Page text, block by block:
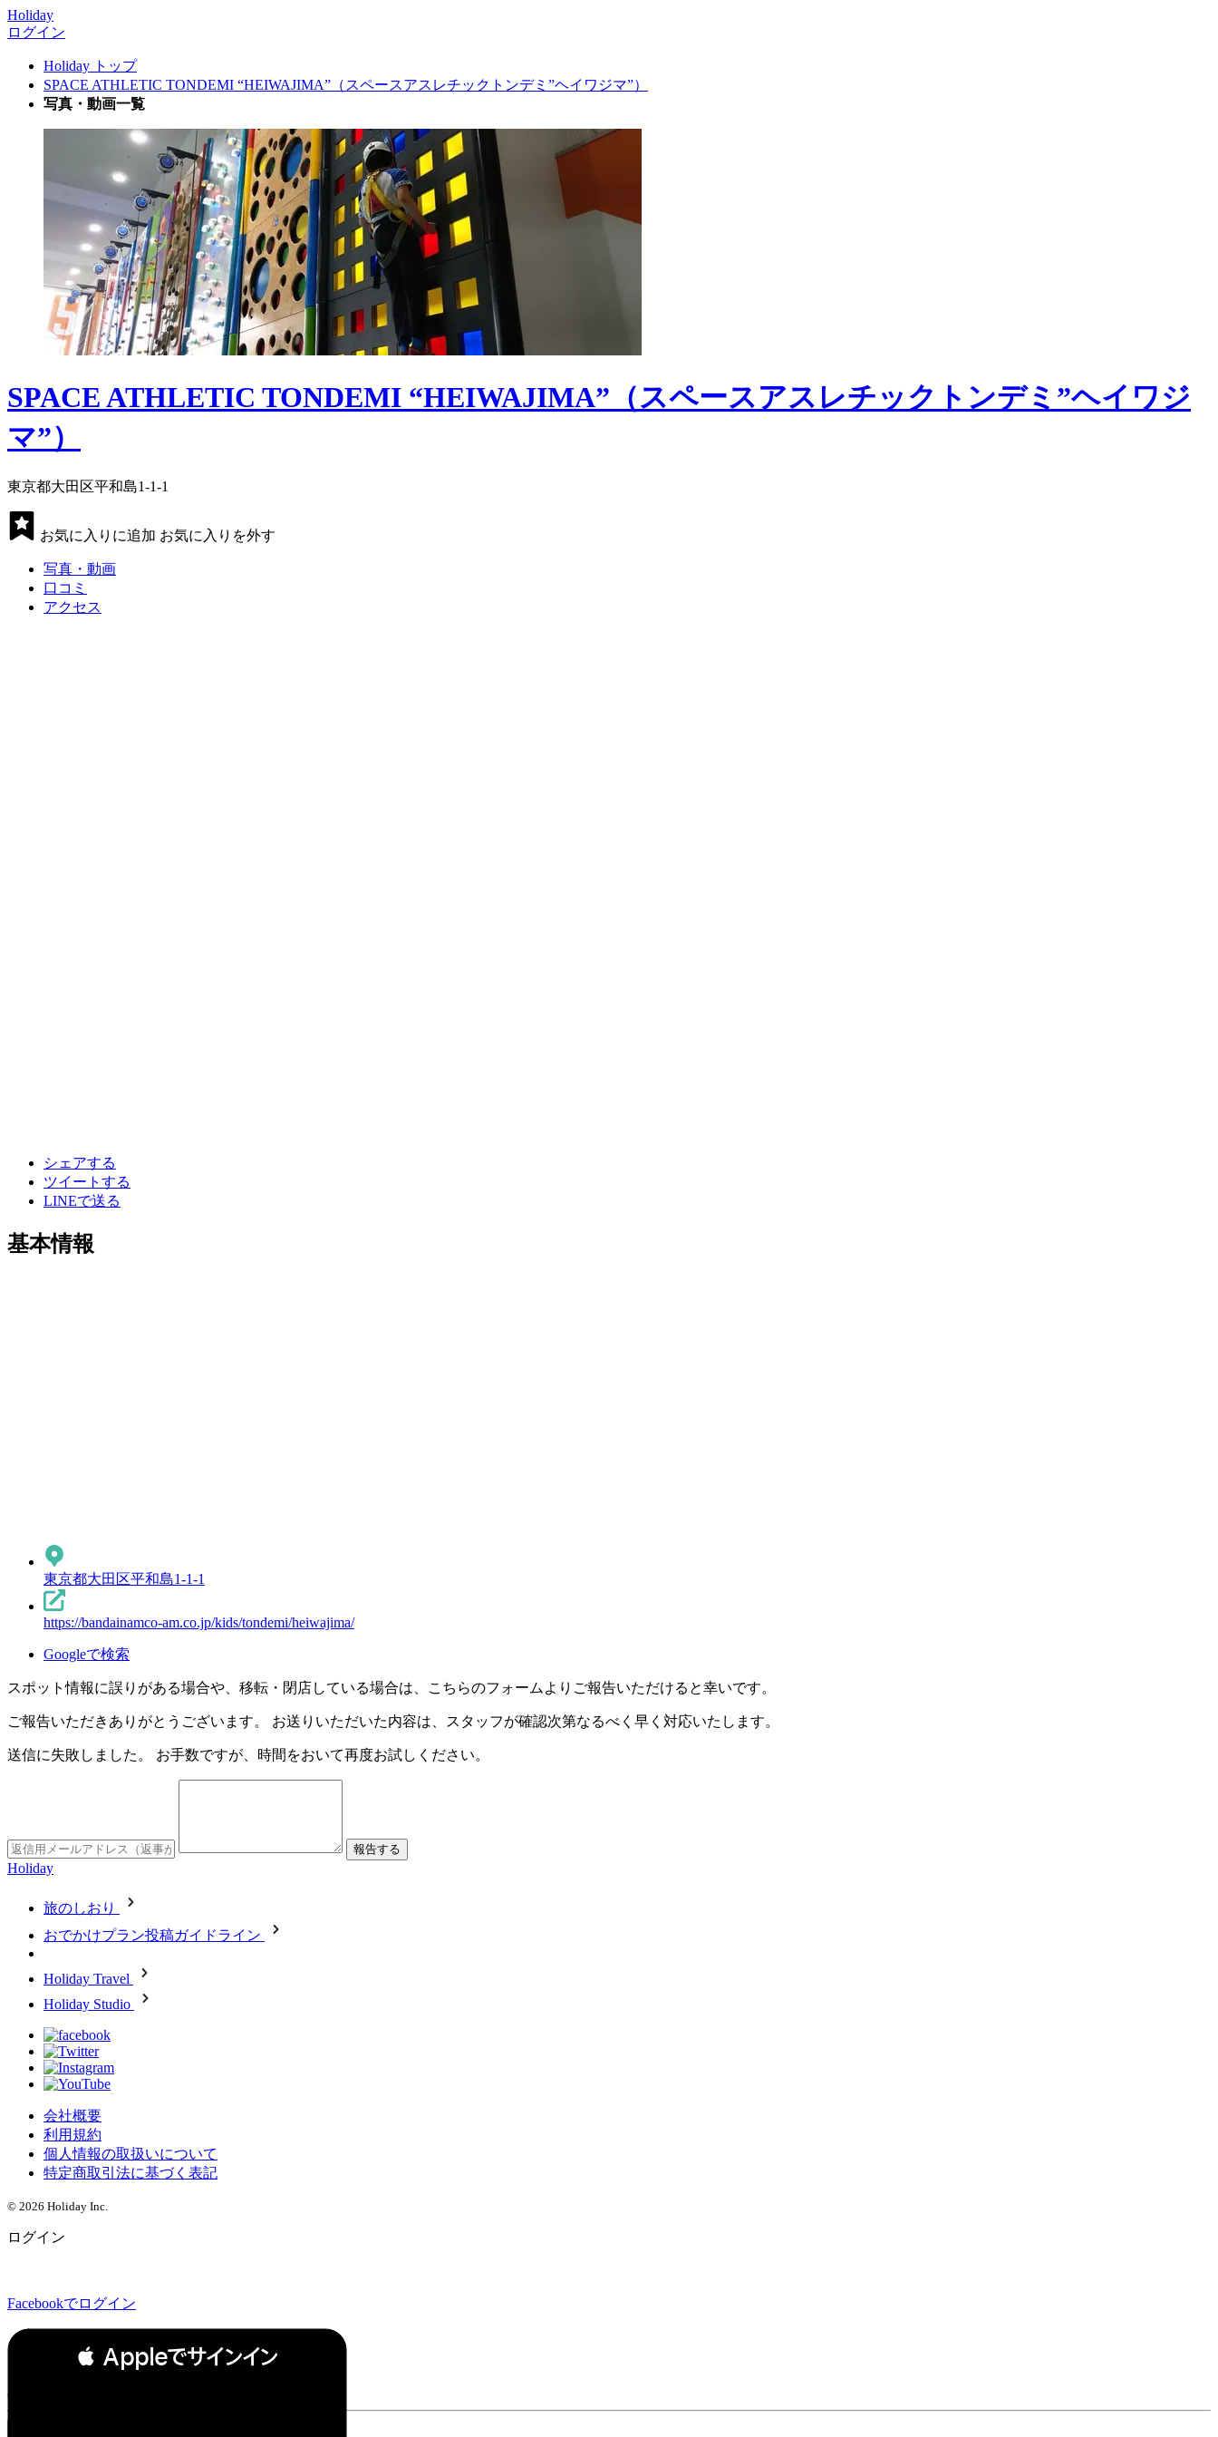
Holiday
ログイン
Holiday トップ
SPACE ATHLETIC TONDEMI “HEIWAJIMA”（スペースアスレチックトンデミ”ヘイワジマ”）
写真・動画一覧
SPACE ATHLETIC TONDEMI “HEIWAJIMA”（スペースアスレチックトンデミ”ヘイワジ
マ”）
東京都大田区平和島1-1-1
お気に入りに追加 お気に入りを外す
写真・動画
口コミ
アクセス
シェアする
ツイートする
LINEで送る
基本情報
東京都大田区平和島1-1-1
https://bandainamco-am.co.jp/kids/tondemi/heiwajima/
Googleで検索
スポット情報に誤りがある場合や、移転・閉店している場合は、こちらのフォームよりご報告いただけると幸いです。
ご報告いただきありがとうございます。 お送りいただいた内容は、スタッフが確認次第なるべく早く対応いたします。
送信に失敗しました。 お手数ですが、時間をおいて再度お試しください。
Holiday
旅のしおり
おでかけプラン投稿ガイドライン
Holiday Travel
Holiday Studio
会社概要
利用規約
個人情報の取扱いについて
特定商取引法に基づく表記
© 2026 Holiday Inc.
ログイン
Facebookでログイン
 Appleでサインイン
or